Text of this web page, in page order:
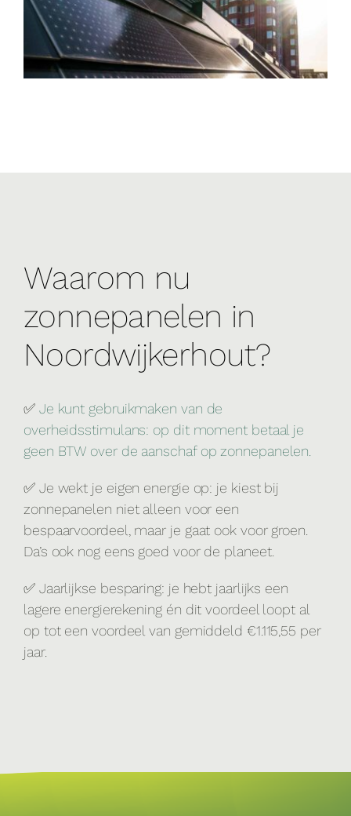
Waarom nu
zonnepanelen in
Noordwijkerhout?
✅ Je kunt gebruikmaken van de
overheidsstimulans: op dit moment betaal je
geen BTW over de aanschaf op zonnepanelen.
✅ Je wekt je eigen energie op: je kiest bij
zonnepanelen niet alleen voor een
bespaarvoordeel, maar je gaat ook voor groen.
Da’s ook nog eens goed voor de planeet.
✅ Jaarlijkse besparing: je hebt jaarlijks een
lagere energierekening én dit voordeel loopt al
op tot een voordeel van gemiddeld €1.115,55 per
jaar.